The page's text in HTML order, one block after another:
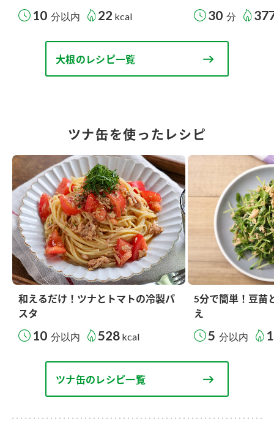
10 分以内 22 kcal 30 分
大根のレシピ一覧
ツナ缶を使ったレシピ
和えるだけ！ツナとトマトの冷製パ
スタ
10 分以内 528 kcal
5分で簡単！豆苗
え
5 分以内
ツナ缶のレシピ一覧